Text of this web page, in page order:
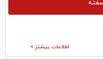
سفته
اطلاعات بیشتر >